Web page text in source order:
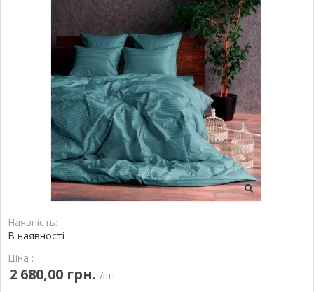
Наявність:
В наявності
Ціна :
2 680,00 грн. /шт